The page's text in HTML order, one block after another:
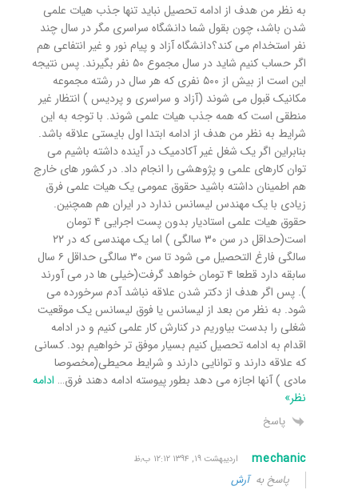
به نظر من هدف از ادامه تحصیل نباید تنها جذب هیات علمی
شدن باشد، چون بقول شما دانشگاه سراسری مگر در سال چند
نفر استخدام می کند؟دانشگاه آزاد و پیام نور و غیر انتفاعی هم
اگر حساب کنیم شاید در سال مجموع ۵۰ نفر بگیرند. پس نتیجه
این است از بیش از ۵۰۰ نفری که هر سال در رشته مجموعه
مکانیک قبول می شوند (آزاد و سراسری و پردیس ) انتظار غیر
منطقی است که همه جذب هیات علمی شوند. با توجه به این
شرایط به نظر من هدف از ادامه ابتدا اول بایستی علاقه باشد.
بنابراین اگر یک شغل غیر آکادمیک در آینده داشته باشیم می
توان کارهای علمی و پژوهشی را انجام داد. در کشور های خارج
هم اطمینان داشته باشید حقوق عمومی یک هیات علمی فرق
زیادی با یک مهندس لیسانس ندارد در ایران هم همچنین.
حقوق هیات علمی استادیار بدون پست اجرایی ۴ تومان
است(حداقل در سن ۳۰ سالگی ) اما یک مهندسی که در ۲۲
سالگی فارغ التحصیل می شود تا سن ۳۰ سالگی حداقل ۶ سال
سابقه دارد قطعا ۴ تومان خواهد گرفت(خیلی ها در می آورند
). پس اگر هدف از دکتر شدن علاقه نباشد آدم سرخورده می
شود. به نظر من بعد از لیسانس یا فوق لیسانس یک موقعیت
شغلی را بدست بیاوریم در کنارش کار علمی کنیم و در ادامه
اقدام به ادامه تحصیل کنیم بسیار موفق تر خواهیم بود. کسانی
که علاقه دارند و توانایی دارند و شرایط محیطی(مخصوصا
مادی ) آنها اجازه می دهد بطور پیوسته ادامه دهند فرق… ادامه
نظر»
پاسخ
mechanic اردیبهشت ۱۹, ۱۳۹۴ ۱۲:۱۲ ب٫ظ
پاسخ بهآرش